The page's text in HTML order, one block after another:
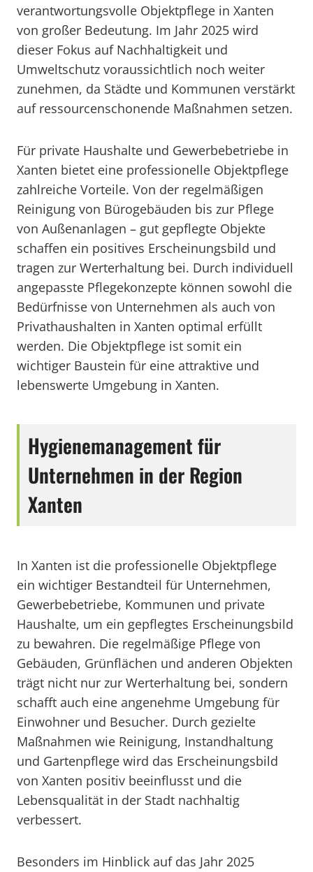
verantwortungsvolle Objektpflege in Xanten
von großer Bedeutung. Im Jahr 2025 wird
dieser Fokus auf Nachhaltigkeit und
Umweltschutz voraussichtlich noch weiter
zunehmen, da Städte und Kommunen verstärkt
auf ressourcenschonende Maßnahmen setzen.
Für private Haushalte und Gewerbebetriebe in
Xanten bietet eine professionelle Objektpflege
zahlreiche Vorteile. Von der regelmäßigen
Reinigung von Bürogebäuden bis zur Pflege
von Außenanlagen – gut gepflegte Objekte
schaffen ein positives Erscheinungsbild und
tragen zur Werterhaltung bei. Durch individuell
angepasste Pflegekonzepte können sowohl die
Bedürfnisse von Unternehmen als auch von
Privathaushalten in Xanten optimal erfüllt
werden. Die Objektpflege ist somit ein
wichtiger Baustein für eine attraktive und
lebenswerte Umgebung in Xanten.
Hygienemanagement für
Unternehmen in der Region
Xanten
In Xanten ist die professionelle Objektpflege
ein wichtiger Bestandteil für Unternehmen,
Gewerbebetriebe, Kommunen und private
Haushalte, um ein gepflegtes Erscheinungsbild
zu bewahren. Die regelmäßige Pflege von
Gebäuden, Grünflächen und anderen Objekten
trägt nicht nur zur Werterhaltung bei, sondern
schafft auch eine angenehme Umgebung für
Einwohner und Besucher. Durch gezielte
Maßnahmen wie Reinigung, Instandhaltung
und Gartenpflege wird das Erscheinungsbild
von Xanten positiv beeinflusst und die
Lebensqualität in der Stadt nachhaltig
verbessert.
Besonders im Hinblick auf das Jahr 2025